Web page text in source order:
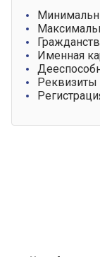
Именная
Реквизиты